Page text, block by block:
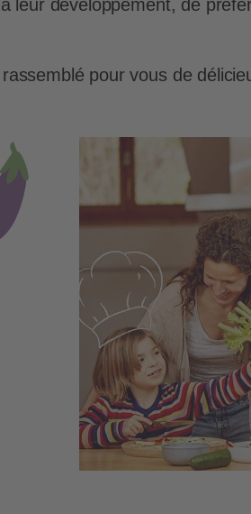
leur développement, de
pour vous de